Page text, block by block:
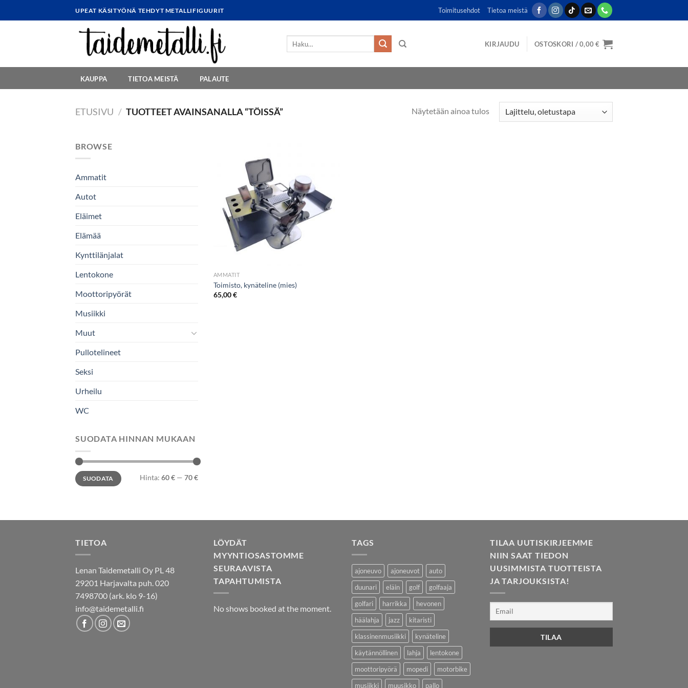
to
UPEAT KÄSITYÖNÄ TEHDYT METALLIFIGUURIT Toimitusehdot Tietoa meistä
KIRJAUDU OSTOSKORI /0,00€
KAUPPA TIETOA MEISTÄ PALAUTE
ETUSIVU / TUOTTEET AVAINSANALLA “TÖISSÄ” Näytetään ainoa tulos
BROWSE
Ammatit
Autot
Eläimet
Elämää
Kynttilänjalat
Lentokone
Moottoripyörät
Musiikki
Muut
Pullotelineet
Seksi
Urheilu
WC
SUODATA HINNAN MUKAAN
Minimihinta
Maksimihinta
SUODATA Hinta: 60 € — 70 €
AMMATIT
Toimisto, kynäteline (mies)
65,00€
TIETOA
Lenan Taidemetalli Oy PL 48
29201 Harjavalta puh. 020
7498700 (ark. klo 9-16)
info@taidemetalli.fi
LÖYDÄT
MYYNTIOSASTOMME
SEURAAVISTA
TAPAHTUMISTA
No shows booked at the moment.
TAGS
ajoneuvo ajoneuvot
auto
duunari
eläin golf
golfaaja
golfari
harrikka
hevonen
häälahja
jazz
kitaristi
klassinenmusiikki
kynäteline
käytännöllinen
lahja
lentokone
moottoripyörä
mopedi
motorbike
musiikki
muusikko pallo
TILAA UUTISKIRJEEMME
NIIN SAAT TIEDON
UUSIMMISTA TUOTTEISTA
JA TARJOUKSISTA!